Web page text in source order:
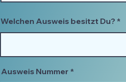
Welchen Ausweis besitzt Du?
Ausweis Nummer